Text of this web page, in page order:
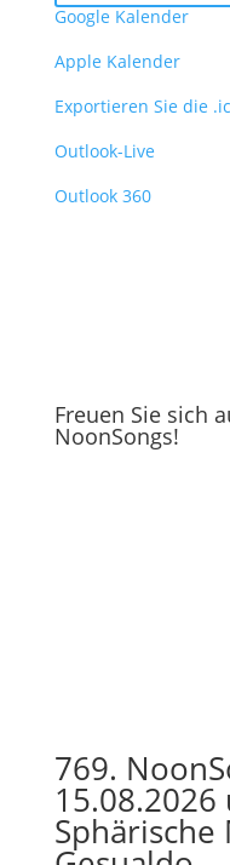
Google Kalender
Apple Kalender
Exportieren Sie die
Outlook-Live
Outlook 360
Freuen Sie sich
NoonSongs!
769.
15.08.2026
Sphärische